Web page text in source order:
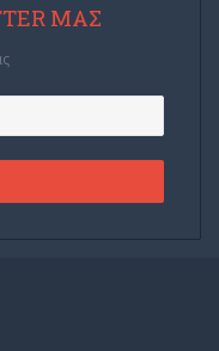
ΜΑΣ